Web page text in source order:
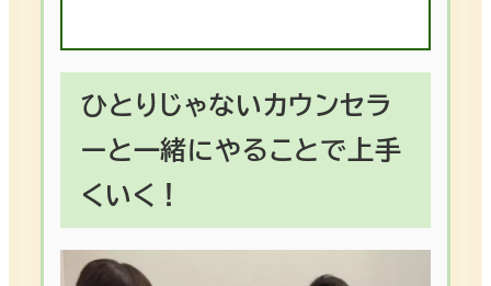
ひとりじゃないカウンセラ
ーと一緒にやることで上手
くいく！